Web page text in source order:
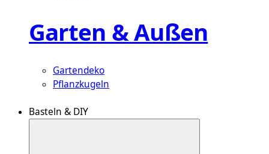
Garten & Außen
Gartendeko
Pflanzkugeln
Basteln & DIY